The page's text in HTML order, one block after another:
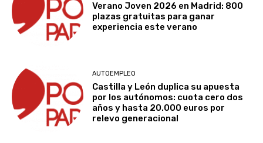
Verano Joven 2026 en Madrid: 800
plazas gratuitas para ganar
experiencia este verano
AUTOEMPLEO
Castilla y León duplica su apuesta
por los autónomos: cuota cero dos
años y hasta 20.000 euros por
relevo generacional